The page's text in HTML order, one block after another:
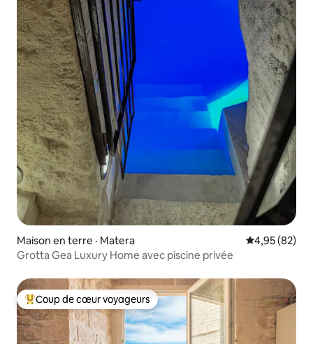
Maison en terre · Matera Note
4,95 (82)
Grotta Gea Luxury Home avec piscine privée
Coup de cœur voyageurs parmi les plus aimés
Coup de cœur voyageurs